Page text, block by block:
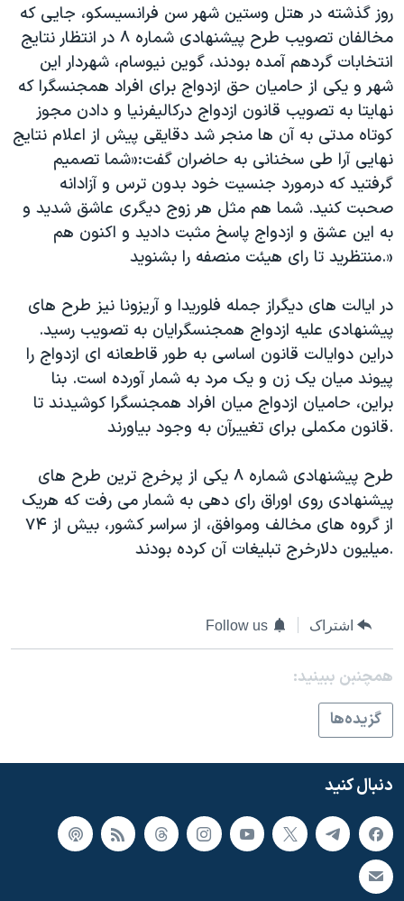
روز گذشته در هتل وستین شهر سن فرانسیسکو، جایی که
مخالفان تصویب طرح پیشنهادی شماره ۸ در انتظار نتایج
انتخابات گردهم آمده بودند، گوین نیوسام، شهردار این
شهر و یکی از حامیان حق ازدواج برای افراد همجنسگرا که
نهایتا به تصویب قانون ازدواج درکالیفرنیا و دادن مجوز
کوتاه مدتی به آن ها منجر شد دقایقی پیش از اعلام نتایج
نهایی آرا طی سخنانی به حاضران گفت:«شما تصمیم
گرفتید که درمورد جنسیت خود بدون ترس و آزادانه
صحبت کنید. شما هم مثل هر زوج دیگری عاشق شدید و
به این عشق و ازدواج پاسخ مثبت دادید و اکنون هم
منتظرید تا رای هیئت منصفه را بشنوید.»
در ایالت های دیگراز جمله فلوریدا و آریزونا نیز طرح های
پیشنهادی علیه ازدواج همجنسگرایان به تصویب رسید.
دراین دوایالت قانون اساسی به طور قاطعانه ای ازدواج را
پیوند میان یک زن و یک مرد به شمار آورده است. بنا
براین، حامیان ازدواج میان افراد همجنسگرا کوشیدند تا
قانون مکملی برای تغییرآن به وجود بیاورند.
طرح پیشنهادی شماره ۸ یکی از پرخرج ترین طرح های
پیشنهادی روی اوراق رای دهی به شمار می رفت که هریک
از گروه های مخالف وموافق، از سراسر کشور، بیش از ۷۴
میلیون دلارخرج تبلیغات آن کرده بودند.
اشتراک Follow us
همچنبن ببینید:
گزيده‌ها
دنبال کنید